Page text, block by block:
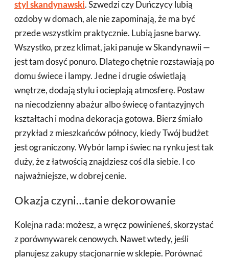
styl skandynawski. Szwedzi czy Duńczycy lubią
ozdoby w domach, ale nie zapominają, że ma być
przede wszystkim praktycznie. Lubią jasne barwy.
Wszystko, przez klimat, jaki panuje w Skandynawii —
jest tam dosyć ponuro. Dlatego chętnie rozstawiają po
domu świece i lampy. Jedne i drugie oświetlają
wnętrze, dodają stylu i ocieplają atmosferę. Postaw
na niecodzienny abażur albo świecę o fantazyjnych
kształtach i modna dekoracja gotowa. Bierz śmiało
przykład z mieszkańców północy, kiedy Twój budżet
jest ograniczony. Wybór lamp i świec na rynku jest tak
duży, że z łatwością znajdziesz coś dla siebie. I co
najważniejsze, w dobrej cenie.
Okazja czyni…tanie dekorowanie
Kolejna rada: możesz, a wręcz powinieneś, skorzystać
z porównywarek cenowych. Nawet wtedy, jeśli
planujesz zakupy stacjonarnie w sklepie. Porównać